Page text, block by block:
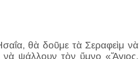
θὰ δοῦμε τὰ Σεραφεὶμ νὰ
νὰ ψάλλουν τὸν ὕμνο «Ἅγιος,